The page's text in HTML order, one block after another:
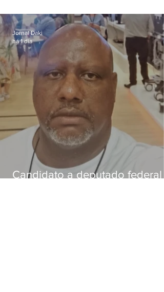
dívida de R$ 25
Candidato a deputado federal
Jornal Daki
há 1 dia